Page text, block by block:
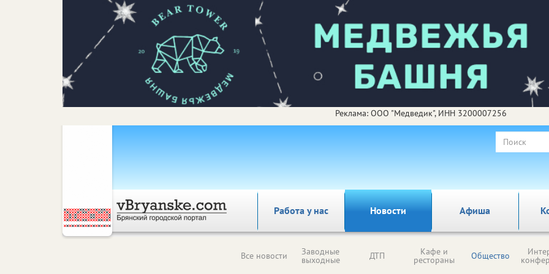
Реклама: ООО "Медведик", ИНН 3200007256
Работа у нас Новости Афиша
Все новости Заводные
выходные ДТП Кафе и
рестораны Общество